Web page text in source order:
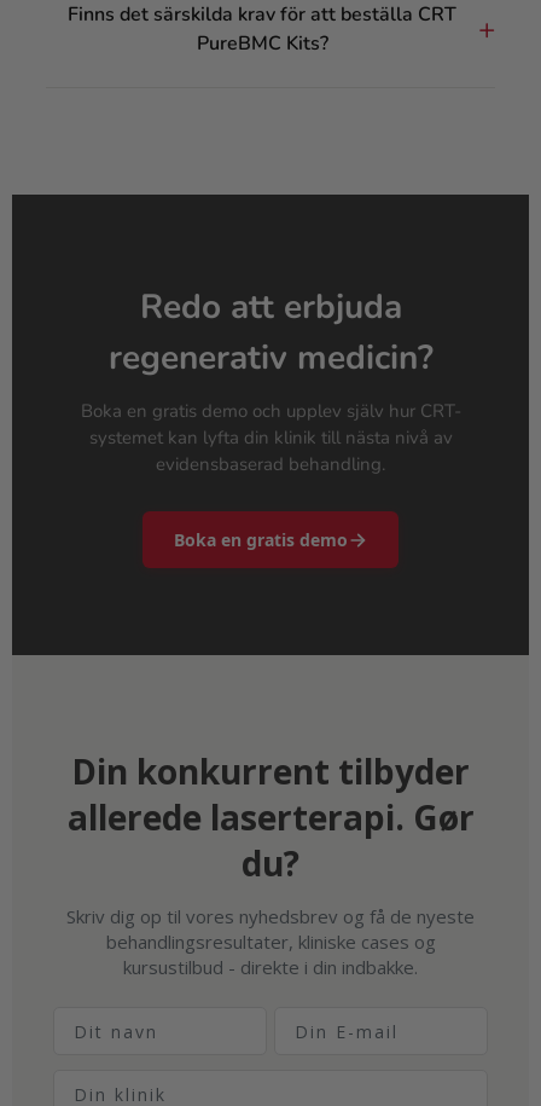
Finns det särskilda krav för att beställa CRT
PureBMC Kits?
Redo att erbjuda
regenerativ medicin?
Boka en gratis demo och upplev själv hur CRT-
systemet kan lyfta din klinik till nästa nivå av
evidensbaserad behandling.
Boka en gratis demo
Din konkurrent tilbyder
allerede laserterapi. Gør
du?
Skriv dig op til vores nyhedsbrev og få de nyeste
behandlingsresultater, kliniske cases og
kursustilbud - direkte i din indbakke.